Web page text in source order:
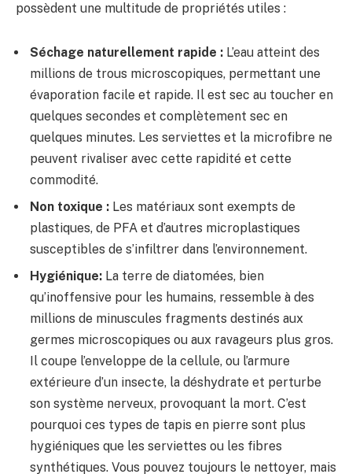
possèdent une multitude de propriétés utiles :
Séchage naturellement rapide : L’eau atteint des
millions de trous microscopiques, permettant une
évaporation facile et rapide. Il est sec au toucher en
quelques secondes et complètement sec en
quelques minutes. Les serviettes et la microfibre ne
peuvent rivaliser avec cette rapidité et cette
commodité.
Non toxique : Les matériaux sont exempts de
plastiques, de PFA et d’autres microplastiques
susceptibles de s’infiltrer dans l’environnement.
Hygiénique: La terre de diatomées, bien
qu’inoffensive pour les humains, ressemble à des
millions de minuscules fragments destinés aux
germes microscopiques ou aux ravageurs plus gros.
Il coupe l’enveloppe de la cellule, ou l’armure
extérieure d’un insecte, la déshydrate et perturbe
son système nerveux, provoquant la mort. C’est
pourquoi ces types de tapis en pierre sont plus
hygiéniques que les serviettes ou les fibres
synthétiques. Vous pouvez toujours le nettoyer, mais